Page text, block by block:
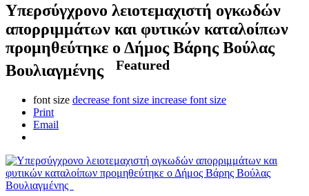
Υπερσύγχρονο λειοτεμαχιστή ογκωδών
απορριμμάτων και φυτικών καταλοίπων
προμηθεύτηκε ο Δήμος Βάρης Βούλας
Βουλιαγμένης Featured
font size decrease font size increase font size
Print
Email